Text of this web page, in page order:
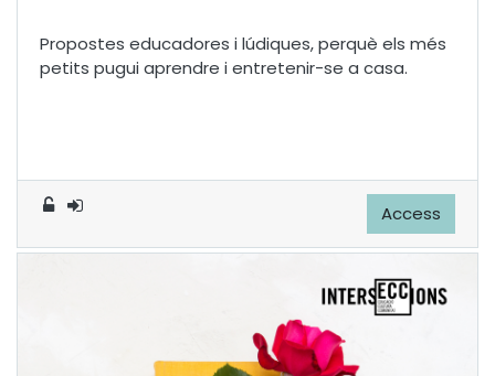
Propostes educadores i lúdiques, perquè els més
petits pugui aprendre i entretenir-se a casa.
Access